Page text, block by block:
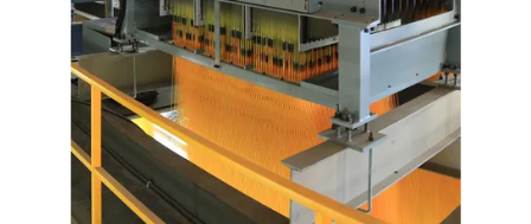
ราคา
แผนผัง
เว็บไซต์